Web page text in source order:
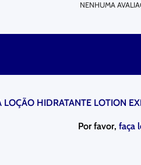
NENHUMA
LOÇÃO HIDRATANTE LOTION
Por favor, faça